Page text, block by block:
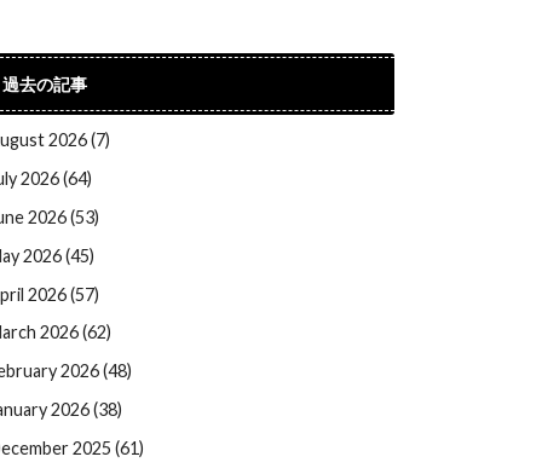
過去の記事
2026 (7)
2026 (64)
2026 (53)
2026 (45)
2026 (57)
2026 (62)
2026 (48)
2026 (38)
2025 (61)